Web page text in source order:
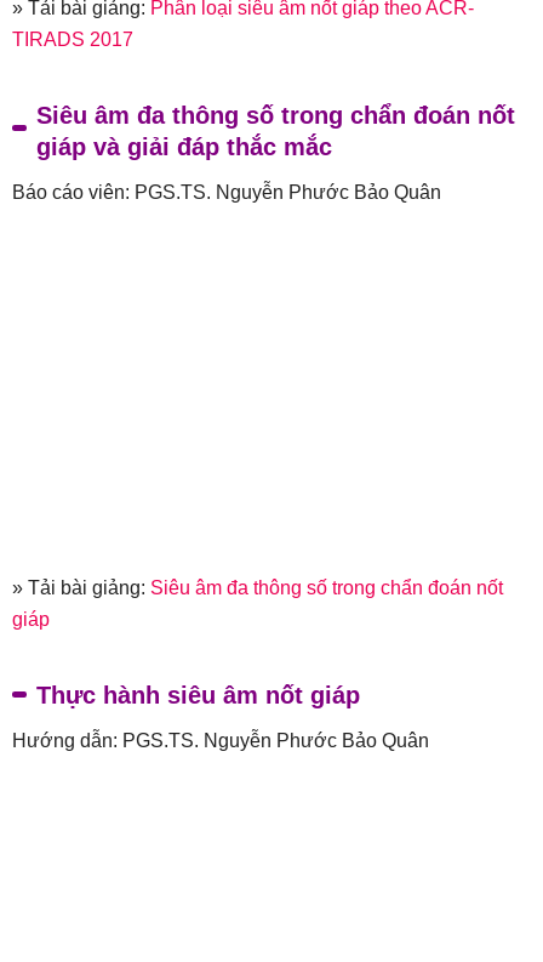
» Tải bài giảng: Phân loại siêu âm nốt giáp theo ACR-
TIRADS 2017
Siêu âm đa thông số trong chẩn đoán nốt
giáp và giải đáp thắc mắc
Báo cáo viên: PGS.TS. Nguyễn Phước Bảo Quân
» Tải bài giảng: Siêu âm đa thông số trong chẩn đoán nốt
giáp
Thực hành siêu âm nốt giáp
Hướng dẫn: PGS.TS. Nguyễn Phước Bảo Quân